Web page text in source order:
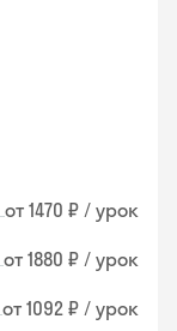
от 1470 ₽ / урок
от 1880 ₽ / урок
от 1092 ₽ / урок